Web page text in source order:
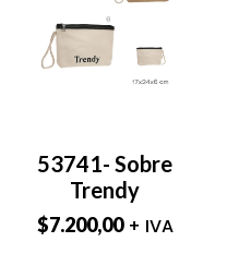
53741- Sobre
Trendy
$7.200,00 + IVA